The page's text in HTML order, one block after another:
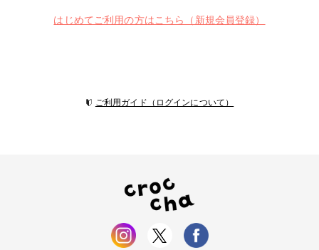
はじめてご利用の方はこちら（新規会員登録）
ご利用ガイド（ログインについて）